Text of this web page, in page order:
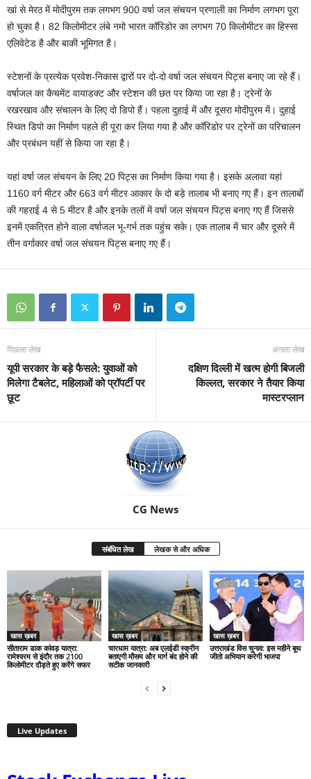
खां से मेरठ में मोदीपुरम तक लगभग 900 वर्षा जल संचयन प्रणाली का निर्माण लगभग पूरा
हो चुका है। 82 किलोमीटर लंबे नमो भारत कॉरिडोर का लगभग 70 किलोमीटर का हिस्सा
एलिवेटेड है और बाकी भूमिगत है।
स्टेशनों के प्रत्येक प्रवेश-निकास द्वारों पर दो-दो वर्षा जल संचयन पिट्स बनाए जा रहे हैं।
वर्षाजल का कैचमेंट वायाडक्ट और स्टेशन की छत पर किया जा रहा है। ट्रेनों के
रखरखाव और संचालन के लिए दो डिपो हैं। पहला दुहाई में और दूसरा मोदीपुरम में। दुहाई
स्थित डिपो का निर्माण पहले ही पूरा कर लिया गया है और कॉरिडोर पर ट्रेनों का परिचालन
और प्रबंधन यहीं से किया जा रहा है।
यहां वर्षा जल संचयन के लिए 20 पिट्स का निर्माण किया गया है। इसके अलावा यहां
1160 वर्ग मीटर और 663 वर्ग मीटर आकार के दो बड़े तालाब भी बनाए गए हैं। इन तालाबों
की गहराई 4 से 5 मीटर है और इनके तलों में वर्षा जल संचयन पिट्स बनाए गए हैं जिससे
इनमें एकत्रित होने वाला वर्षाजल भू-गर्भ तक पहुंच सके। एक तालाब में चार और दूसरे में
तीन वर्गाकार वर्षा जल संचयन पिट्स बनाए गए हैं।
पिछला लेख
यूपी सरकार के बड़े फैसले: युवाओं को
मिलेगा टैबलेट, महिलाओं को प्रॉपर्टी पर
छूट
अगला लेख
दक्षिण दिल्ली में खत्म होगी बिजली
किल्लत, सरकार ने तैयार किया
मास्टरप्लान
CG News
संबंधित लेख लेखक से और अधिक
खास ख़बर
सीताराम डाक कांवड़ यात्रा:
रामेश्वरम से इंदौर तक 2100
किलोमीटर दौड़ते हुए करेंगे सफर
खास ख़बर
चारधाम यात्रा: अब एलईडी स्क्रीन
बताएगी मौसम और मार्ग बंद होने की
सटीक जानकारी
खास ख़बर
उत्तराखंड विस चुनाव: इस महीने बूथ
जीतो अभियान करेगी भाजपा
Live Updates